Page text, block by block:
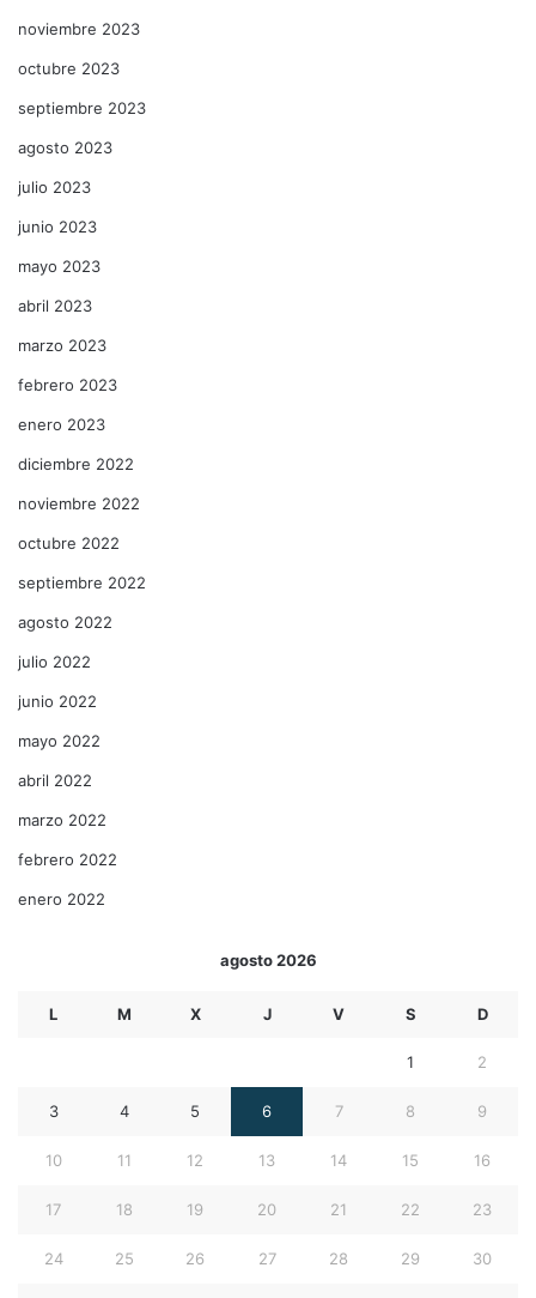
noviembre 2023
octubre 2023
septiembre 2023
agosto 2023
julio 2023
junio 2023
mayo 2023
abril 2023
marzo 2023
febrero 2023
enero 2023
diciembre 2022
noviembre 2022
octubre 2022
septiembre 2022
agosto 2022
julio 2022
junio 2022
mayo 2022
abril 2022
marzo 2022
febrero 2022
enero 2022
agosto 2026
L M X J V S D
1 2
3 4 5 6 7 8 9
10 11 12 13 14 15 16
17 18 19 20 21 22 23
24 25 26 27 28 29 30